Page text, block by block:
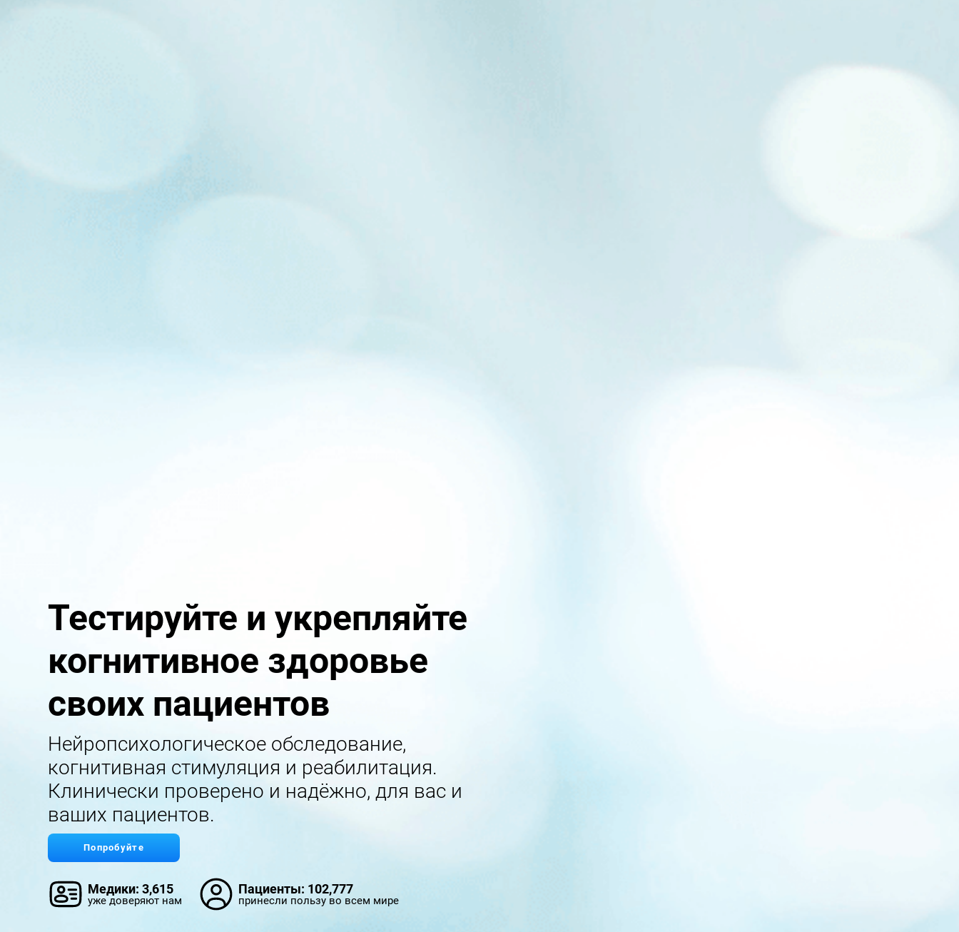
Тестируйте и укрепляйте
когнитивное здоровье
своих пациентов
Нейропсихологическое обследование,
когнитивная стимуляция и реабилитация.
Клинически проверено и надёжно, для вас и
ваших пациентов.
Попробуйте
Медики: 3,615
уже доверяют нам
Пациенты: 102,777
принесли пользу во всем мире